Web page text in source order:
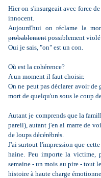
Hier on s'insurgeait avec force
innocent.
Aujourd'hui on réclame la
probablement possiblement violé
Oui je sais, "on" est un con.
Où est la cohérence?
A un moment il faut choisir.
On ne peut pas déclarer avoir de
mort de quelqu'un sous le coup
Autant je comprends que la
pareil), autant j'en ai marre de
de loups décérébrés.
J'ai surtout l'impression que
haine. Peu importe la victime,
semaine - un mois au pire - tout
histoire à haute charge